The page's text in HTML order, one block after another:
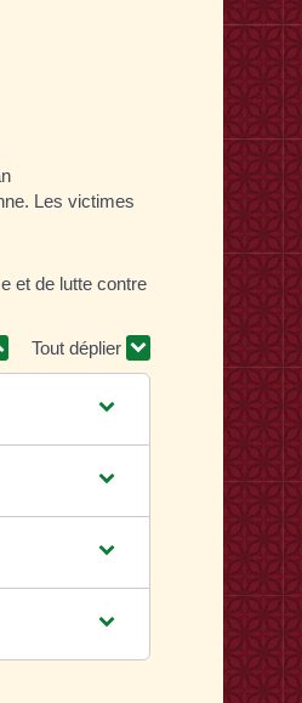
Les victimes
et de lutte contre
Tout déplier